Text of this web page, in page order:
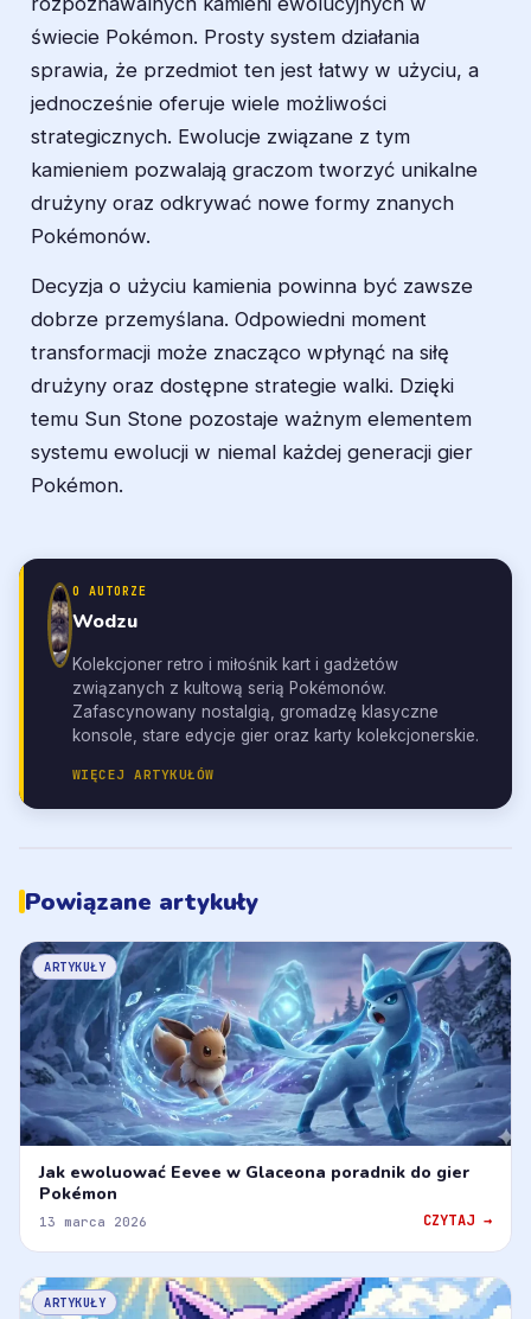
świecie Pokémon. Prosty system działania
sprawia, że przedmiot ten jest łatwy w użyciu, a
jednocześnie oferuje wiele możliwości
strategicznych. Ewolucje związane z tym
kamieniem pozwalają graczom tworzyć unikalne
drużyny oraz odkrywać nowe formy znanych
Pokémonów.
Decyzja o użyciu kamienia powinna być zawsze
dobrze przemyślana. Odpowiedni moment
transformacji może znacząco wpłynąć na siłę
drużyny oraz dostępne strategie walki. Dzięki
temu Sun Stone pozostaje ważnym elementem
systemu ewolucji w niemal każdej generacji gier
Pokémon.
O AUTORZE
Wodzu
Kolekcjoner retro i miłośnik kart i gadżetów
związanych z kultową serią Pokémonów.
Zafascynowany nostalgią, gromadzę klasyczne
konsole, stare edycje gier oraz karty kolekcjonerskie.
WIĘCEJ ARTYKUŁÓW
Powiązane artykuły
ARTYKUŁY
Jak ewoluować Eevee w Glaceona poradnik do gier
Pokémon
13 marca 2026 CZYTAJ →
ARTYKUŁY